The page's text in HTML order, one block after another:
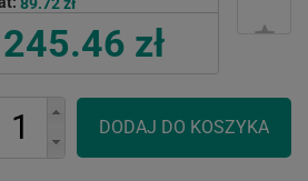
245.46 zł